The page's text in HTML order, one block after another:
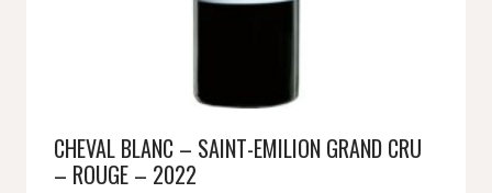
CHEVAL BLANC – SAINT-EMILION GRAND CRU
– ROUGE – 2022